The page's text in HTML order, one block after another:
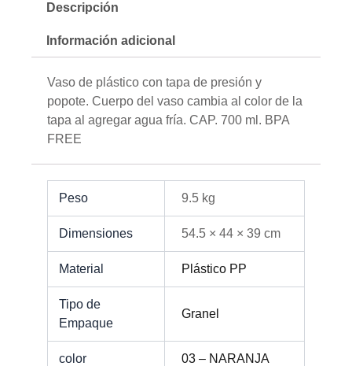
Descripción
Información adicional
Vaso de plástico con tapa de presión y
popote. Cuerpo del vaso cambia al color de la
tapa al agregar agua fría. CAP. 700 ml. BPA
FREE
Peso 9.5 kg
Dimensiones 54.5 × 44 × 39 cm
Material Plástico PP
Tipo de
Empaque
Granel
color 03 – NARANJA